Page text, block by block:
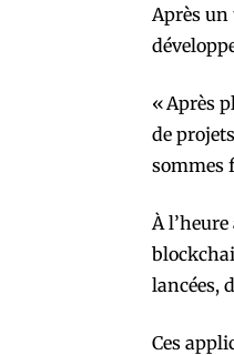
Après un
« Après
de
sommes
À
lancées,
Ces